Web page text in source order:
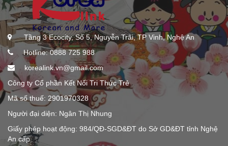
Tầng 3 Ecocity, Số 5, Nguyễn Trãi, TP Vinh, Nghệ An
Hotline: 0888 725 988
korealink.vn@gmail.com
Công ty Cổ phần Kết Nối Tri Thức Trẻ
Mã số thuế: 2901970328
Người đại diện: Ngân Thị Nhung
Giấy phép hoạt động: 984/QĐ-SGD&ĐT do Sở GD&ĐT tỉnh Nghệ
An cấp